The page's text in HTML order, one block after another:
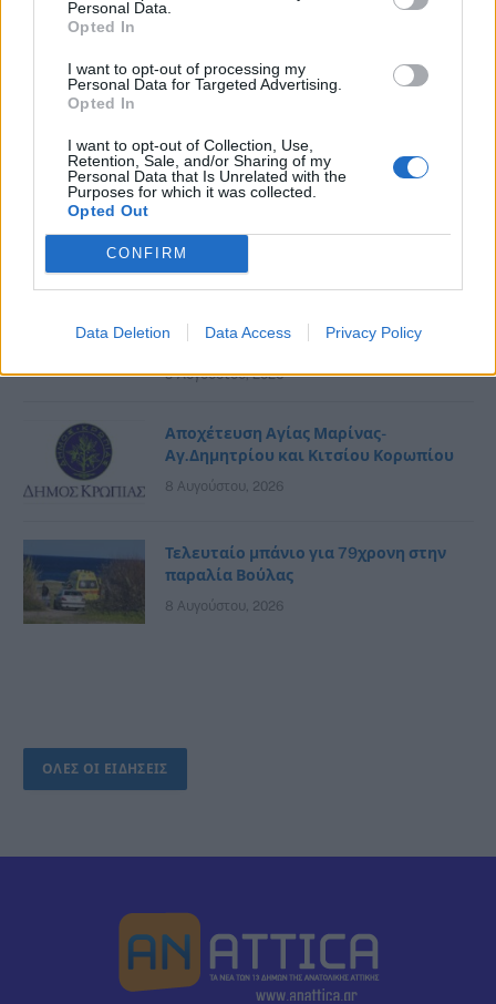
Personal Data.
Opted In
I want to opt-out of processing my
Personal Data for Targeted Advertising.
Opted In
I want to opt-out of Collection, Use,
Retention, Sale, and/or Sharing of my
Personal Data that Is Unrelated with the
Purposes for which it was collected.
Opted Out
CONFIRM
Data Deletion Data Access Privacy Policy
“Χάσαμε τη θεία στοπ” αναβάλλεται
9 Αυγούστου, 2026
Ο Στέφανος Κορκολής live στη Νέα
Μάκρη με τη Σοφία Μανουσάκη
Σοβαρό τροχαίο στην Αθηνών–
συγκρούστηκε με μηχανή της ΔΙΑΣ- Δύο
αστυνομικοί τραυματίστηκαν
9 Αυγούστου, 2026
Αποχέτευση Αγίας Μαρίνας-
Αγ.Δημητρίου και Κιτσίου Κορωπίου
8 Αυγούστου, 2026
Τελευταίο μπάνιο για 79χρονη στην
παραλία Βούλας
8 Αυγούστου, 2026
ΟΛΕΣ ΟΙ ΕΙΔΗΣΕΙΣ